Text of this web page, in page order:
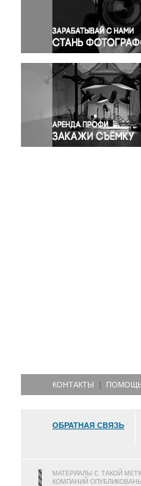
Правосудие
Происшествия и
Религия
Светская жизнь
Спорт
Экология
Экономика и
КОНТАКТЫ
ОБРАТНАЯ СВЯЗЬ
МАТЕРИАЛЫ С ТАКОЙ
КОМПАНИЙ